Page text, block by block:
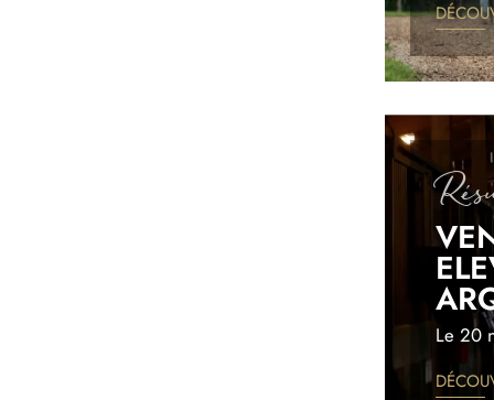
Image
Le 20